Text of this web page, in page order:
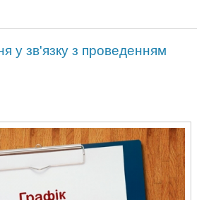
у зв'язку з проведенням